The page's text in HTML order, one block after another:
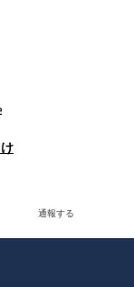
通報する